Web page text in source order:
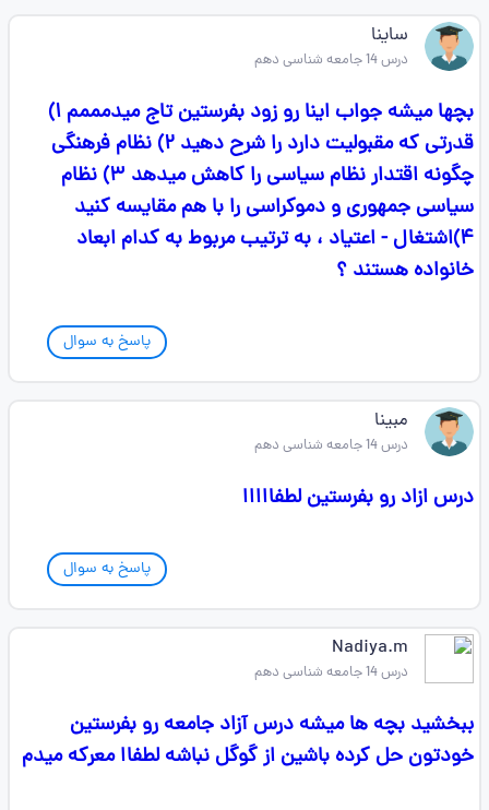
ساینا
درس 14 جامعه شناسی دهم
بچها میشه جواب اینا رو زود بفرستین تاج میدمممم ۱)
قدرتی که مقبولیت دارد را شرح دهید ۲) نظام فرهنگی
چگونه اقتدار نظام سیاسی را کاهش میدهد ۳) نظام
سیاسی جمهوری و دموکراسی را با هم مقایسه کنید
۴)اشتغال - اعتیاد ، به ترتیب مربوط به کدام ابعاد
خانواده هستند ؟
پاسخ به سوال
مبینا
درس 14 جامعه شناسی دهم
درس ازاد رو بفرستین لطفااااا
پاسخ به سوال
Nadiya.m
درس 14 جامعه شناسی دهم
ببخشید بچه ها میشه درس آزاد جامعه رو بفرستین
خودتون حل کرده باشین از گوگل نباشه لطفاا معرکه میدم